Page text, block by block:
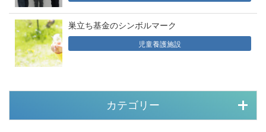
巣立ち基金のシンボルマーク
児童養護施設
カテゴリー